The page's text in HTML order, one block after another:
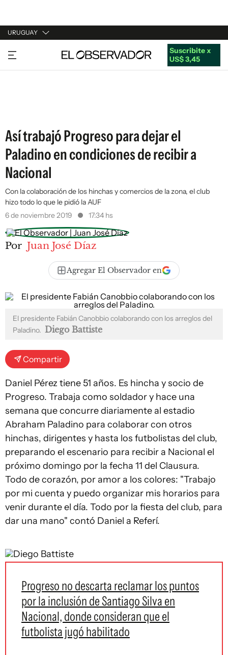
URUGUAY
URUGUAY
ARGENTINA
Suscribite x
US$ 3,45
Así trabajó Progreso para dejar el
Paladino en condiciones de recibir a
Nacional
Con la colaboración de los hinchas y comercios de la zona, el club
hizo todo lo que le pidió la AUF
6 de noviembre 2019
17:34 hs
Por Juan José Díaz
Agregar El Observador en
El presidente Fabián Canobbio colaborando con los arreglos del
Paladino. Diego Battiste
Compartir
Daniel Pérez tiene 51 años. Es hincha y socio de
Progreso. Trabaja como soldador y hace una
semana que concurre diariamente al estadio
Abraham Paladino para colaborar con otros
hinchas, dirigentes y hasta los futbolistas del club,
preparando el escenario para recibir a Nacional el
próximo domingo por la fecha 11 del Clausura.
Todo de corazón, por amor a los colores: "Trabajo
por mi cuenta y puedo organizar mis horarios para
venir durante el día. Todo por la fiesta del club, para
dar una mano" contó Daniel a Referí.
Diego Battiste
Progreso no descarta reclamar los puntos
por la inclusión de Santiago Silva en
Nacional, donde consideran que el
futbolista jugó habilitado